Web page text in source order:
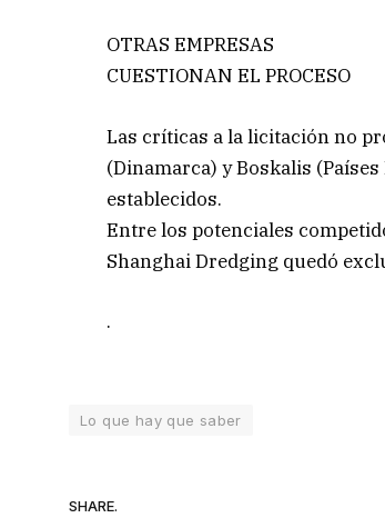
OTRAS EMPRESAS
CUESTIONAN EL PROCESO
Las críticas a la licitación no
(Dinamarca) y Boskalis
establecidos.
Entre los potenciales
Shanghai Dredging quedó
.
Lo que hay que saber
SHARE.